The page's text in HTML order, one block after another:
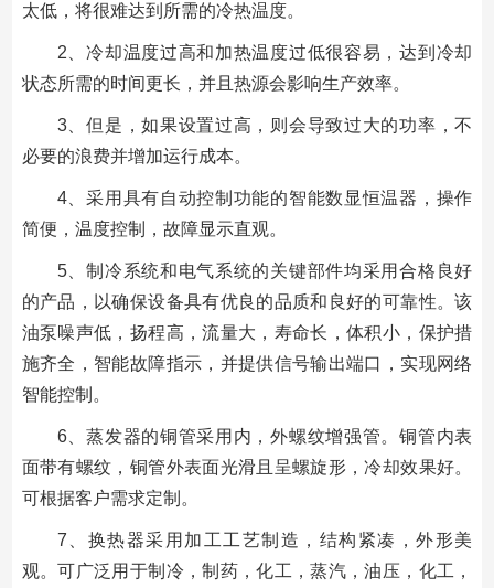
太低，将很难达到所需的冷热温度。
2、冷却温度过高和加热温度过低很容易，达到冷却
状态所需的时间更长，并且热源会影响生产效率。
3、但是，如果设置过高，则会导致过大的功率，不
必要的浪费并增加运行成本。
4、采用具有自动控制功能的智能数显恒温器，操作
简便，温度控制，故障显示直观。
5、制冷系统和电气系统的关键部件均采用合格良好
的产品，以确保设备具有优良的品质和良好的可靠性。该
油泵噪声低，扬程高，流量大，寿命长，体积小，保护措
施齐全，智能故障指示，并提供信号输出端口，实现网络
智能控制。
6、蒸发器的铜管采用内，外螺纹增强管。铜管内表
面带有螺纹，铜管外表面光滑且呈螺旋形，冷却效果好。
可根据客户需求定制。
7、换热器采用加工工艺制造，结构紧凑，外形美
观。可广泛用于制冷，制药，化工，蒸汽，油压，化工，